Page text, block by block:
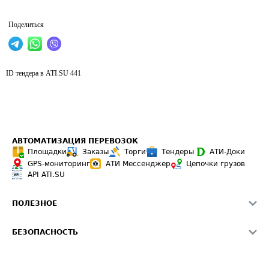
Поделиться
ID тендера в ATI.SU 441
АВТОМАТИЗАЦИЯ ПЕРЕВОЗОК
Площадки
Заказы Торги Тендеры
АТИ-Доки
GPS-мониторинг
АТИ Мессенджер
Цепочки грузов
API ATI.SU
ПОЛЕЗНОЕ
Звезды ATI.SU на вашем сайте
БЕЗОПАСНОСТЬ